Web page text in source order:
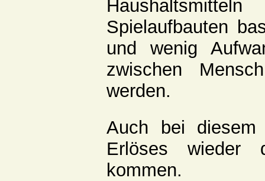
Spielaufbauten
und wenig
zwischen
werden.
Auch bei
Erlöses wieder
kommen.